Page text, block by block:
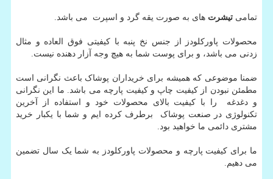
تمامی تیشرت های به صورت یقه گرد و اسپرت می باشد.
محصولات پاورکلودز از جنس نخ پنبه با کیفیتی فوق العاده و مثال
زدنی می باشد، و برای پوست شما به هیچ وجه آزار دهنده نیست.
ضمنا موضوعی که همیشه برای خریداران پوشاک باعث نگرانی است
مطمئن نبودن از کیفیت چاپ و کیفیت پارچه می باشد. ما این نگرانی
و دغدغه را با کیفیت بالای محصولات خود و استفاده از آخرین
تکنولوژی در صنعت پوشاک برطرف کرده ایم و شما با یکبار خرید
مشتری دائمی ما خواهید بود.
ما برای کیفیت پارچه و محصولات پاورکلودز به شما یک سال تضمین
می دهیم.